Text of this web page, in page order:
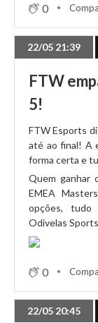
FlameHard
KYP desliza
24/04 19:34
Odivelas SC
24/04 19:18
GTZ garante
24/04 17:26
Tudo a postos
0
22/05 21:39
FTW
5!
FTW Esports
até ao final! A
forma certa e
Quem ganhar
EMEA
opções,
Odivelas
0
22/05 20:45